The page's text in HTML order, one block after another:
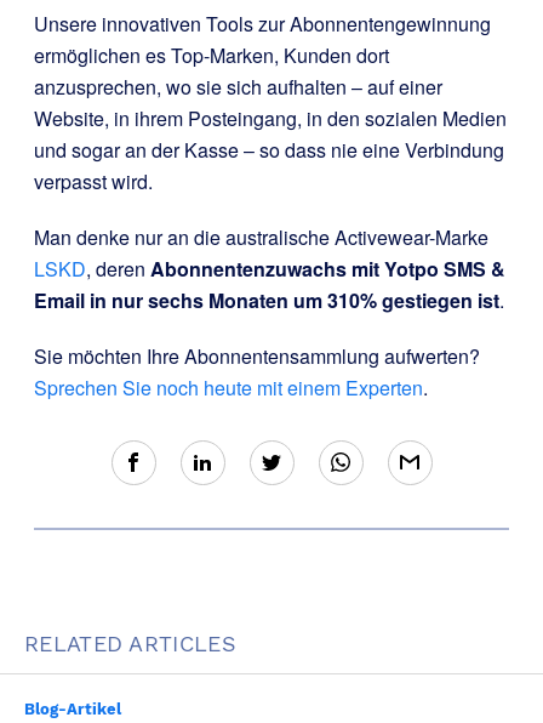
Unsere innovativen Tools zur Abonnentengewinnung
ermöglichen es Top-Marken, Kunden dort
anzusprechen, wo sie sich aufhalten – auf einer
Website, in ihrem Posteingang, in den sozialen Medien
und sogar an der Kasse – so dass nie eine Verbindung
verpasst wird.
Man denke nur an die australische Activewear-Marke
LSKD, deren Abonnentenzuwachs mit Yotpo SMS &
Email in nur sechs Monaten um 310% gestiegen ist.
Sie möchten Ihre Abonnentensammlung aufwerten?
Sprechen Sie noch heute mit einem Experten.
RELATED ARTICLES
Blog-Artikel